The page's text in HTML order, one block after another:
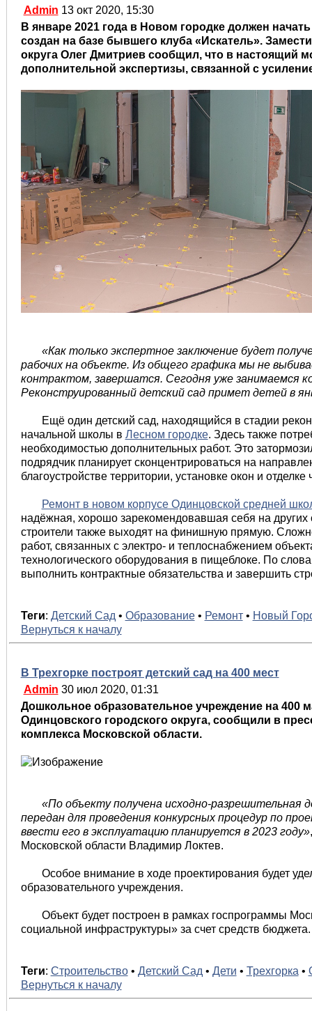
Admin 13 окт 2020, 15:30
В январе 2021 года в Новом городке должен
создан на базе бывшего клуба «Искатель».
округа Олег Дмитриев сообщил, что в настоящий
дополнительной экспертизы, связанной с
«Как только экспертное заключение будет
рабочих на объекте. Из общего графика мы не
контрактом, завершатся. Сегодня уже занимаемся
Реконструированный детский сад примет детей в
Ещё один детский сад, находящийся в стадии
начальной школы в Лесном городке. Здесь также
необходимостью дополнительных работ. Это
подрядчик планирует сконцентрироваться на
благоустройстве территории, установке окон и
Ремонт в новом корпусе Одинцовской средней
надёжная, хорошо зарекомендовавшая себя на
строители также выходят на финишную прямую.
работ, связанных с электро- и теплоснабжением
технологического оборудования в пищеблоке. По
выполнить контрактные обязательства и завершить
Теги: Детский Сад • Образование• Ремонт• Новый
Вернуться к началу
В Трехгорке построят детский сад на 400 мест
Admin 30 июл 2020, 01:31
Дошкольное образовательное учреждение на 400
Одинцовского городского округа, сообщили в
комплекса Московской области.
«По объекту получена исходно-
передан для проведения конкурсных процедур по
ввести его в эксплуатацию планируется в 2023 году»
Московской области Владимир Локтев.
Особое внимание в ходе проектирования будет
образовательного учреждения.
Объект будет построен в рамках госпрограммы
социальной инфраструктуры» за счет средств бюджета.
Теги: Строительство• Детский Сад • Дети • Трехгорка •
Вернуться к началу